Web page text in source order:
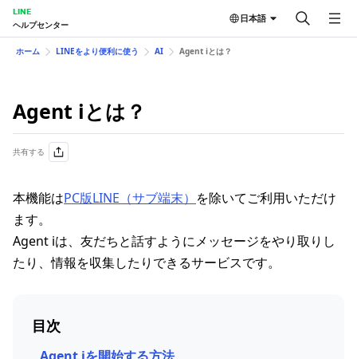
LINE
ヘルプセンター
日本語
ホーム LINEをより便利に使う AI Agent iとは？
Agent iとは？
共有する
本機能はPC版LINE（サブ端末） を除いてご利用いただけ
ます。
Agent iは、友だちと話すようにメッセージをやり取りし
たり、情報を収集したりできるサービスです。
目次